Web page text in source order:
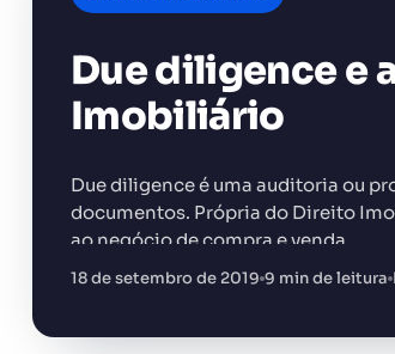
Due diligence e
Imobiliário
Due diligence é uma auditoria ou
documentos. Própria do Direito
ao negócio de compra e venda…
18 de setembro de 2019 9 min de leitura
FERRAMENTA RECOMENDADA
Análise de Riscos